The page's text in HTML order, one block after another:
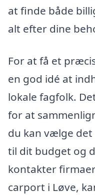
at finde både
alt efter dine
For at få et
en god idé at
lokale fagfolk.
for at
du kan vælge
til dit budget og
kontakter
carport i Løve,